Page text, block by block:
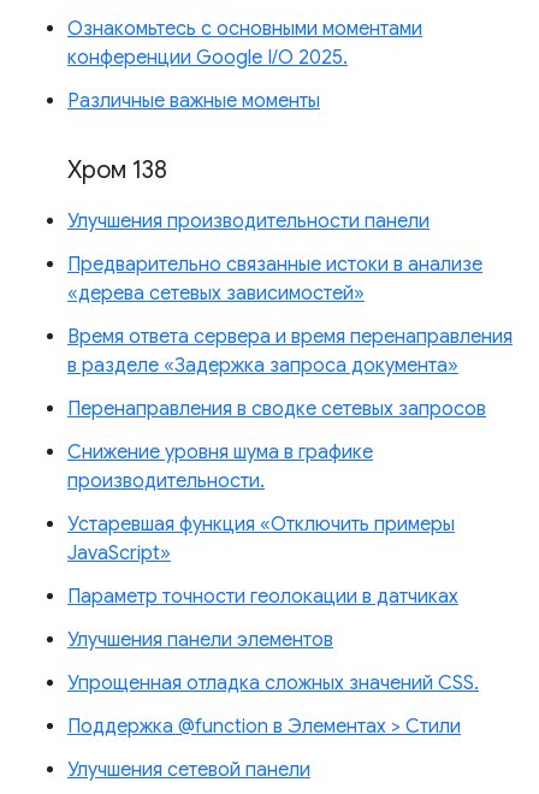
Ознакомьтесь с основными моментами
конференции Google I/O 2025.
Различные важные моменты
Хром 138
Улучшения производительности панели
Предварительно связанные истоки в анализе
«дерева сетевых зависимостей»
Время ответа сервера и время перенаправления
в разделе «Задержка запроса документа»
Перенаправления в сводке сетевых запросов
Снижение уровня шума в графике
производительности.
Устаревшая функция «Отключить примеры
JavaScript»
Параметр точности геолокации в датчиках
Улучшения панели элементов
Упрощенная отладка сложных значений CSS.
Поддержка @function в Элементах > Стили
Улучшения сетевой панели